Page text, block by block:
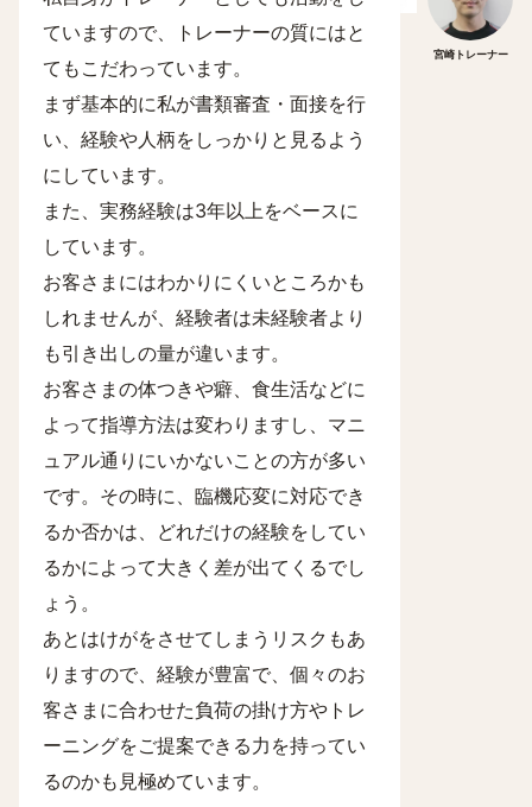
宮崎トレーナー
ていますので、トレーナーの質にはと
てもこだわっています。
まず基本的に私が書類審査・面接を行
い、経験や人柄をしっかりと見るよう
にしています。
また、実務経験は3年以上をベースに
しています。
お客さまにはわかりにくいところかも
しれませんが、経験者は未経験者より
も引き出しの量が違います。
お客さまの体つきや癖、食生活などに
よって指導方法は変わりますし、マニ
ュアル通りにいかないことの方が多い
です。その時に、臨機応変に対応でき
るか否かは、どれだけの経験をしてい
るかによって大きく差が出てくるでし
ょう。
あとはけがをさせてしまうリスクもあ
りますので、経験が豊富で、個々のお
客さまに合わせた負荷の掛け方やトレ
ーニングをご提案できる力を持ってい
るのかも見極めています。